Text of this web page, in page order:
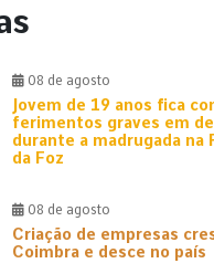
08 de agosto
Jovem de 19 anos fica
ferimentos graves em
durante a madrugada na
da Foz
08 de agosto
Criação de empresas
Coimbra e desce no país